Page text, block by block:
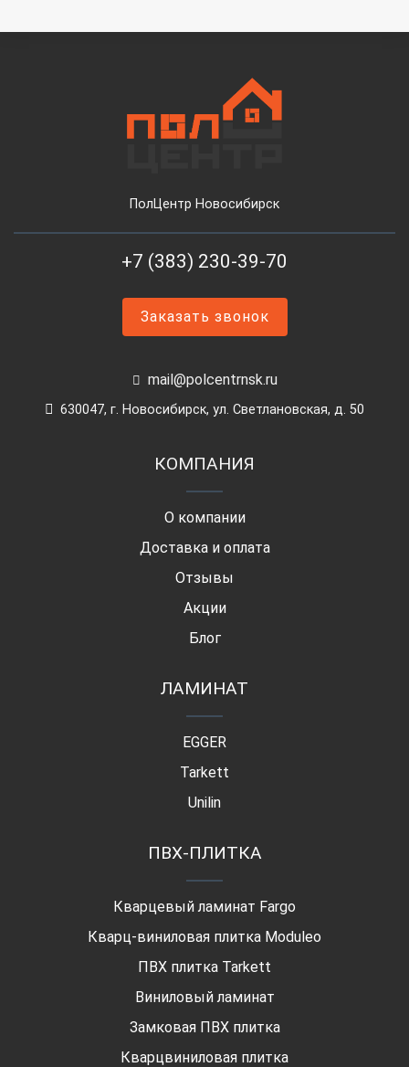
ПолЦентр Новосибирск
+7 (383) 230-39-70
Заказать звонок
mail@polcentrnsk.ru
630047, г. Новосибирск, ул. Светлановская, д. 50
КОМПАНИЯ
О компании
Доставка и оплата
Отзывы
Акции
Блог
ЛАМИНАТ
EGGER
Tarkett
Unilin
ПВХ-ПЛИТКА
Кварцевый ламинат Fargo
Кварц-виниловая плитка Moduleo
ПВХ плитка Tarkett
Виниловый ламинат
Замковая ПВХ плитка
Кварцвиниловая плитка